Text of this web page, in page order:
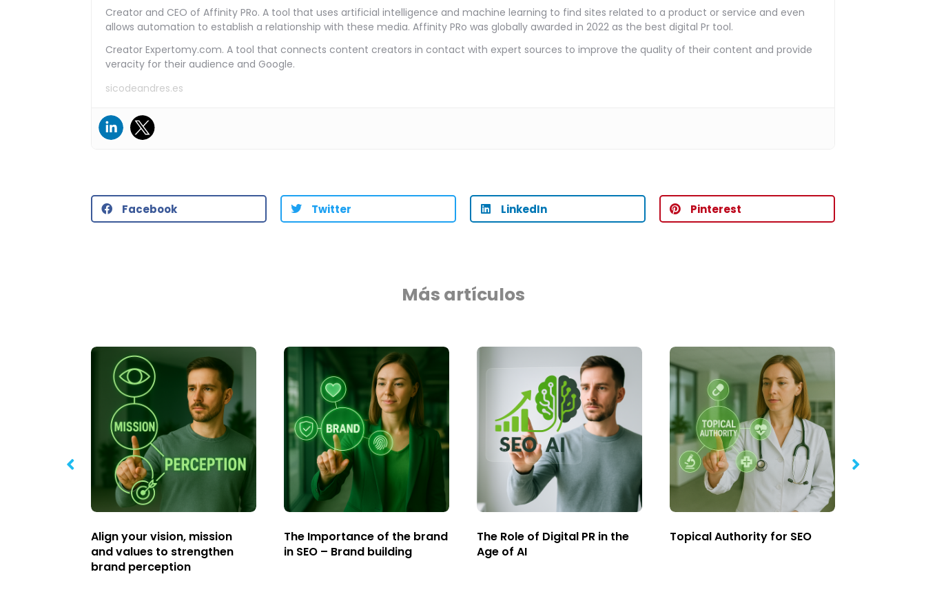
Creator and CEO of Affinity PRo. A tool that uses artificial intelligence and machine learning to find sites related to a product or service and even
allows automation to establish a relationship with these media. Affinity PRo was globally awarded in 2022 as the best digital Pr tool.
Creator Expertomy.com. A tool that connects content creators in contact with expert sources to improve the quality of their content and provide
veracity for their audience and Google.
sicodeandres.es
Facebook Twitter LinkedIn Pinterest
Más artículos
Align your vision, mission
and values to strengthen
brand perception
The Importance of the brand
in SEO – Brand building
The Role of Digital PR in the
Age of AI
Topical Authority for SEO